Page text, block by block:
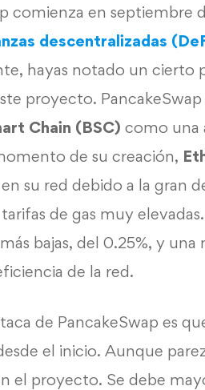
comienza en
descentralizadas
hayas notado un cierto
proyecto.
Chain (BSC) como una
de su creación,
su red debido a la gran
de gas muy
bajas, del 0.25%, y una
de la red.
de PancakeSwap es
el inicio. Aunque
el proyecto. Se debe